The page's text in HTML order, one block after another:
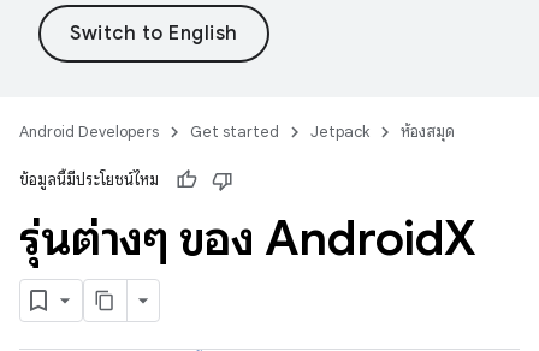
Android Developers Get started Jetpack ห้องสมุด
ข้อมูลนี้มีประโยชน์ไหม
รุ่นต่างๆ ของ AndroidX